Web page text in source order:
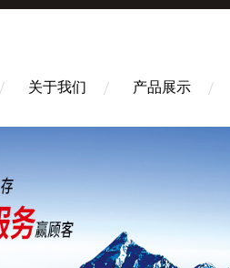
关于我们 产品展示